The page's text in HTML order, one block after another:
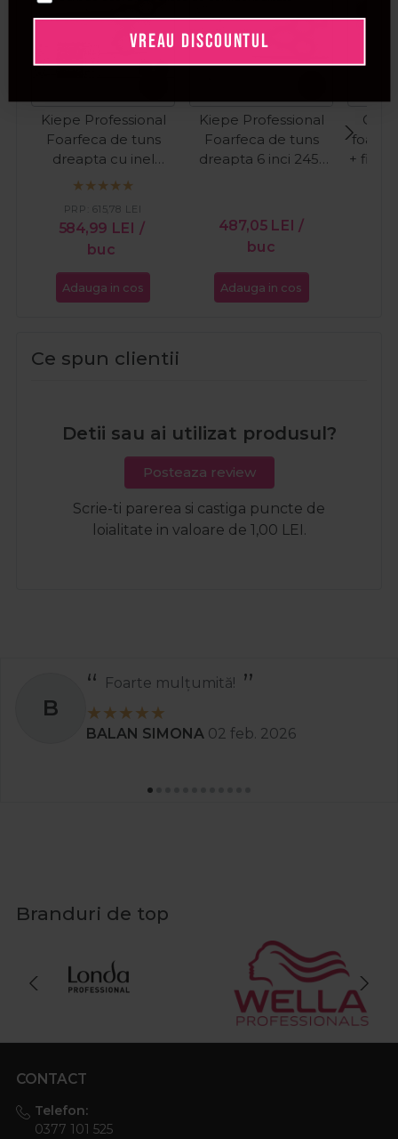
Kiepe Professional
Foarfeca de tuns
dreapta cu inel
rotativ 5.5 inci
584,99 LEI /
buc
PRP: 615,78 LEI
Adauga in cos
Kiepe Professional
Foarfeca de tuns
dreapta 6 inci 2451
487,05 LEI /
buc
Adauga in cos
+ filat
Ce spun clientii
Detii sau ai utilizat produsul?
Posteaza review
Scrie-ti parerea si castiga puncte de
loialitate in valoare de 1,00 LEI.
Stanciu Aura
Branduri de top
CONTACT
Telefon:
0377 101 525
VREAU DISCOUNTUL